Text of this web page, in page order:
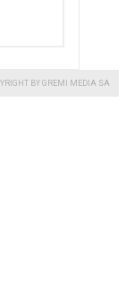
BY GREMI MEDIA SA